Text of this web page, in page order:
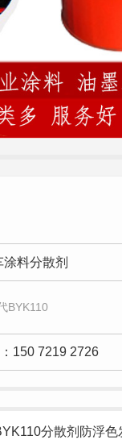
涂料分散剂
BYK110
150 7219 2726
分散剂防浮色